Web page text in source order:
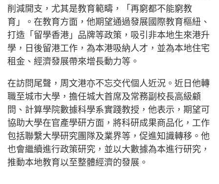
削減開支，尤其是教育範疇，「再窮都不能窮教
育」。在教育方面，他期望通過發展國際教育樞紐、
打造「留學香港」品牌等政策，吸引非本地生來港升
學，日後留港工作，為本港吸納人才，並為本地住宅
租金、經濟發展帶來增長動力等。
在訪問尾聲，周文港亦不忘交代個人近況。近日他轉
職至城市大學，擔任城大首席及常務副校長高級顧
問、計算學院數據科學系實踐教授，他表示，期望可
協助大學在官產學研方面，將科研成果商品化，工作
包括聯繫大學研究團隊及業界等，促進知識轉移。他
也會繼續進行政策研究，並以大數據為本進行研究，
推動本地教育以至整體經濟的發展。